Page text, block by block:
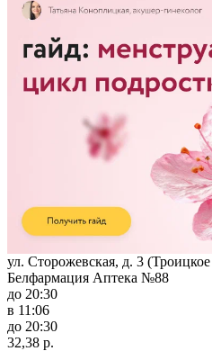
ул. Сторожевская, д. 3
Белфармация Аптека №88
до 20:30
в 11:06
до 20:30
32,38 р.